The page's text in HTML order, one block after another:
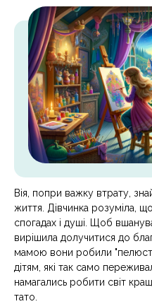
Вія, попри важку втрату,
життя. Дівчинка розуміла,
спогадах і душі. Щоб
вирішила долучитися до
мамою вони робили
дітям, які так само
намагались робити світ
тато.